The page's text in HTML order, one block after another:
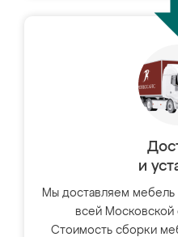
и
Мы доставляем
всей Московской
Стоимость сборки